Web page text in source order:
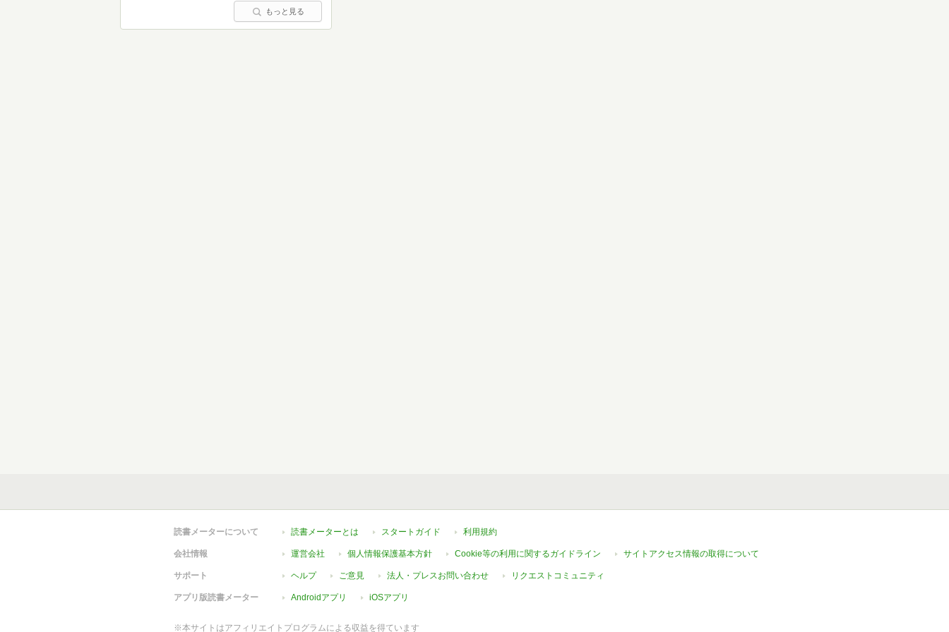
もっと見る
読書メーターについて 読書メーターとは スタートガイド 利用規約
会社情報 運営会社 個人情報保護基本方針 Cookie等の利用に関するガイドライン サイトアクセス情報の取得について
サポート ヘルプ ご意見 法人・プレスお問い合わせ リクエストコミュニティ
アプリ版読書メーター Androidアプリ iOSアプリ
※本サイトはアフィリエイトプログラムによる収益を得ています